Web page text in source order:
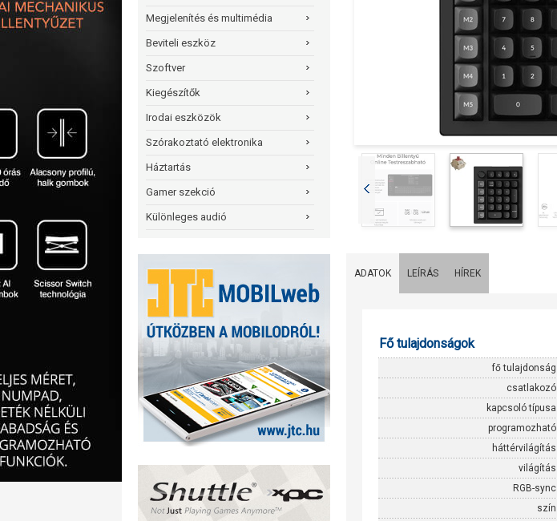
Megjelenítés és multimédia
Beviteli eszköz
Szoftver
Kiegészítők
Irodai eszközök
Szórakoztató elektronika
Háztartás
Gamer szekció
Különleges audió
ADATOK LEÍRÁS HÍREK
Fő tulajdonságok
fő tulajdonság
csatlakozó
kapcsoló típusa
programozható
háttérvilágítás
világítás
RGB-sync
szín